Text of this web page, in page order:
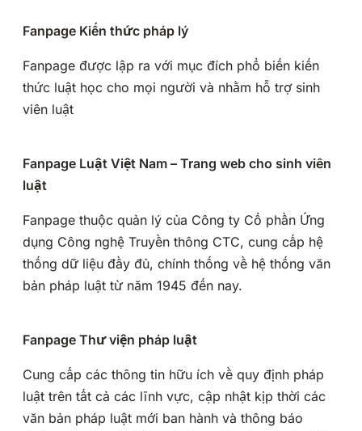
Fanpage Kiến thức pháp lý
Fanpage được lập ra với mục đích phổ biến kiến
thức luật học cho mọi người và nhằm hỗ trợ sinh
viên luật
Fanpage Luật Việt Nam – Trang web cho sinh viên
luật
Fanpage thuộc quản lý của Công ty Cổ phần Ứng
dụng Công nghệ Truyền thông CTC, cung cấp hệ
thống dữ liệu đầy đủ, chính thống về hệ thống văn
bản pháp luật từ năm 1945 đến nay.
Fanpage Thư viện pháp luật
Cung cấp các thông tin hữu ích về quy định pháp
luật trên tất cả các lĩnh vực, cập nhật kịp thời các
văn bản pháp luật mới ban hành và thông báo